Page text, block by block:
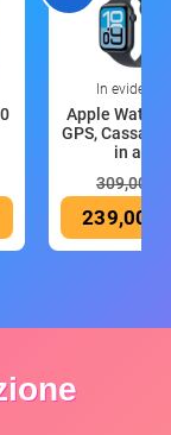
In evidenza
Apple Watch
GPS, Cassa
in all
309,00 €
239,00 €